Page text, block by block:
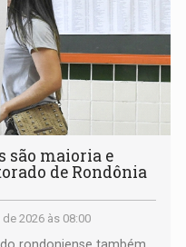
são maioria e
de Rondônia
2026 às 08:00